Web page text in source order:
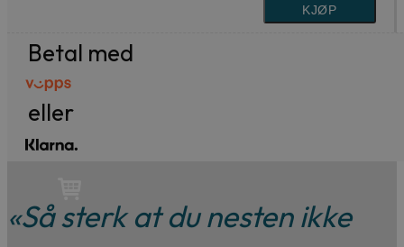
99,-
Forfattere
Våre
KJØP
Betal med
eller
«Så sterk at du nesten ikke